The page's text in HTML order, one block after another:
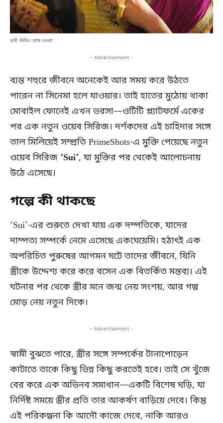
ছবি: ভিডিও থেকে নেওয়া
- Advertisement -
ব্যস্ত শহুরে জীবনে অনেকেই আর সময় করে উঠতে
পারেন না সিনেমা হলে যাওয়ার। তাই হাতের মুঠোয় থাকা
মোবাইল ফোনেই এখন ভরসা—ওটিটি প্ল্যাটফর্মে একের
পর এক নতুন ওয়েব সিরিজ। দর্শকদের এই চাহিদার সঙ্গে
তাল মিলিয়েই সম্প্রতি PrimeShots-এ মুক্তি পেয়েছে নতুন
ওয়েব সিরিজ ‘Sui’, যা মুক্তির পর থেকেই আলোচনায়
উঠে এসেছে।
গল্পে কী থাকছে
‘Sui’-এর শুরুতে দেখা যায় এক দম্পতিকে, যাদের
দাম্পত্য সম্পর্কে নেমে এসেছে একঘেয়েমি। হঠাৎই এক
অপরিচিত পুরুষের আগমন ঘটে তাদের জীবনে, যিনি
স্ত্রীকে উদ্দেশ্য করে করে বসেন এক বিতর্কিত মন্তব্য। এই
ঘটনার পর থেকে স্ত্রীর মনে জন্ম নেয় সংশয়, আর গল্প
মোড় নেয় নতুন দিকে।
- Advertisement -
স্বামী বুঝতে পারে, স্ত্রীর সঙ্গে সম্পর্কের টানাপোড়েন
কাটাতে তাকে কিছু ভিন্ন কিছু করতেই হবে। তাই সে খুঁজে
বের করে এক অভিনব সমাধান—একটি বিশেষ ঘড়ি, যা
নির্দিষ্ট সময়ে স্ত্রীর প্রতি তার আকর্ষণ বাড়িয়ে দেবে। কিন্তু
এই পরিকল্পনা কি আদৌ কাজে দেবে, নাকি আরও